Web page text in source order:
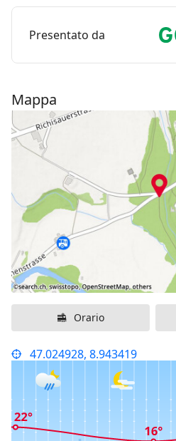
Presentato da
Mappa
Orario
47.024928, 8.943419